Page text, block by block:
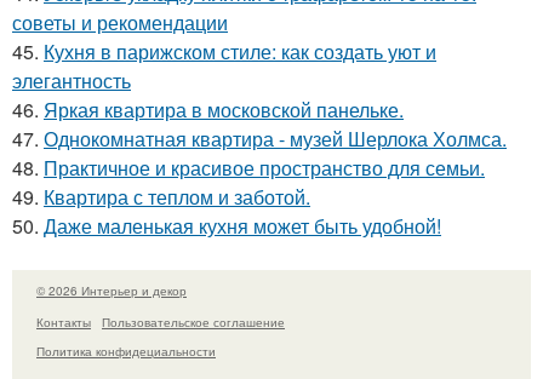
советы и рекомендации
45. Кухня в парижском стиле: как создать уют и
элегантность
46. Яркая квартира в московской панельке.
47. Однокомнатная квартира - музей Шерлока Холмса.
48. Практичное и красивое пространство для семьи.
49. Квартира с теплом и заботой.
50. Даже маленькая кухня может быть удобной!
© 2026 Интерьер и декор
Контакты
Пользовательское соглашение
Политика конфидециальности